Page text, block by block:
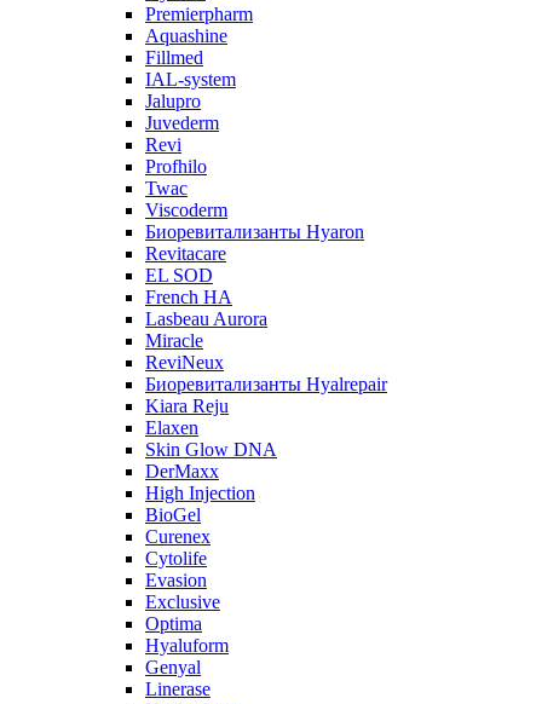
Premierpharm
Aquashine
Fillmed
IAL-system
Jalupro
Juvederm
Revi
Profhilo
Twac
Viscoderm
Биоревитализанты Hyaron
Revitacare
EL SOD
French HA
Lasbeau Aurora
Miracle
ReviNeux
Биоревитализанты Hyalrepair
Kiara Reju
Elaxen
Skin Glow DNA
DerMaxx
High Injection
BioGel
Curenex
Cytolife
Evasion
Exclusive
Optima
Hyaluform
Genyal
Linerase